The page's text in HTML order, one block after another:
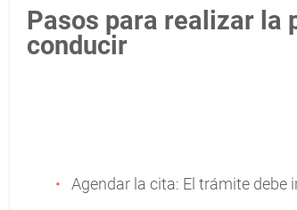
Pasos para realizar la
conducir
Agendar la cita: El trámite debe